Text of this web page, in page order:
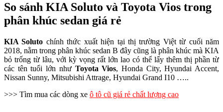
So sánh KIA Soluto và Toyota Vios trong
phân khúc sedan giá rẻ
KIA Soluto chính thức xuất hiện tại thị trường Việt từ cuối năm
2018, nằm trong phân khúc sedan B đây cũng là phân khúc mà KIA
bỏ trống từ lâu, với kỳ vọng rất lớn lao có thể lấy thêm thị phần từ
các tên tuổi lớn như Toyota Vios, Honda City, Hyundai Accent,
Nissan Sunny, Mitsubishi Attrage, Hyundai Grand I10 …..
>>> Tìm mua các dòng xe ô tô cũ giá rẻ chất lượng cao